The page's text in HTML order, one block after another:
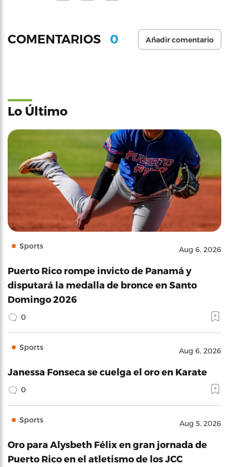
COMENTARIOS 0 Añadir comentario
Lo Último
Sports Aug 6, 2026
Puerto Rico rompe invicto de Panamá y
disputará la medalla de bronce en Santo
Domingo 2026
0
Sports Aug 6, 2026
Janessa Fonseca se cuelga el oro en Karate
0
Sports Aug 5, 2026
Oro para Alysbeth Félix en gran jornada de
Puerto Rico en el atletismo de los JCC